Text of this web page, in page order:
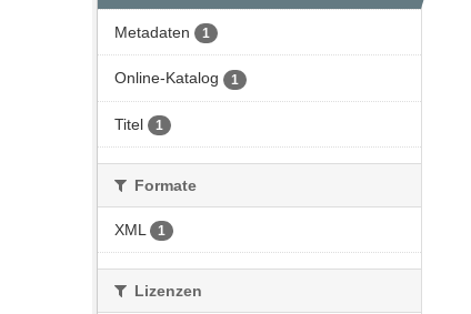
Metadaten 1
Online-Katalog 1
Titel 1
Formate
XML 1
Lizenzen